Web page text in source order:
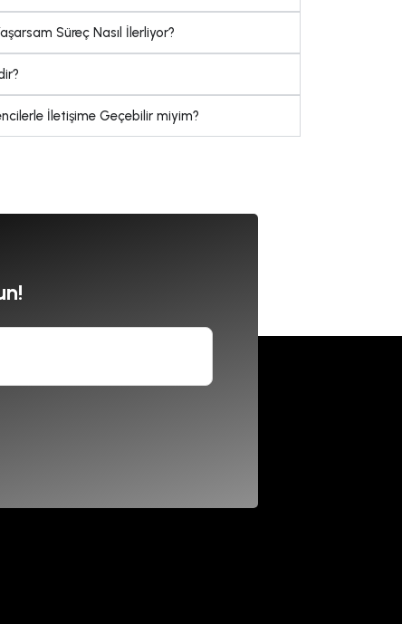
Süreç Nasıl İlerliyor?
İletişime Geçebilir miyim?